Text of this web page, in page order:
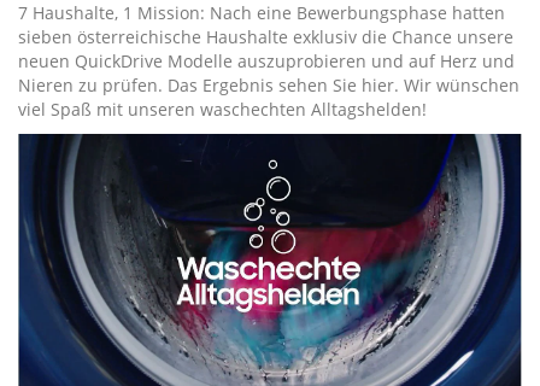
7 Haushalte, 1 Mission: Nach eine Bewerbungsphase hatten
sieben österreichische Haushalte exklusiv die Chance unsere
neuen QuickDrive Modelle auszuprobieren und auf Herz und
Nieren zu prüfen. Das Ergebnis sehen Sie hier. Wir wünschen
viel Spaß mit unseren waschechten Alltagshelden!